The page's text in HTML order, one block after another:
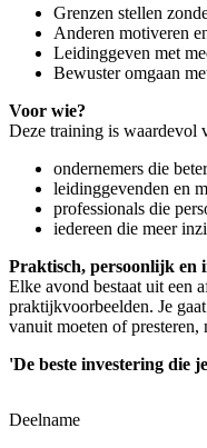
Grenzen stellen
Anderen motiveren
Leidinggeven met
Bewuster omgaan
Voor wie?
Deze training is waardevol
ondernemers die
leidinggevenden en
professionals die
iedereen die meer
Praktisch, persoonlijk en
Elke avond bestaat uit een
praktijkvoorbeelden. Je
vanuit moeten of
'De beste investering die
Deelname